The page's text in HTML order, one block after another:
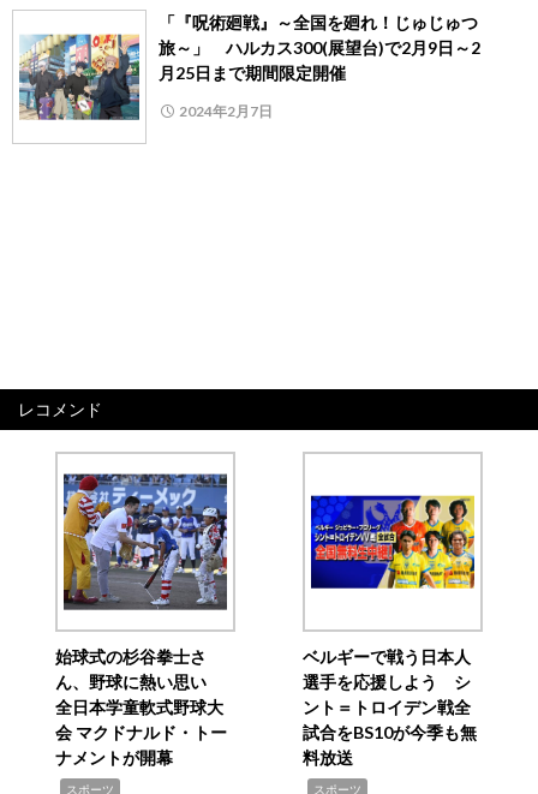
「『呪術廻戦』～全国を廻れ！じゅじゅつ
旅～」 ハルカス300(展望台)で2月9日～2
月25日まで期間限定開催
2024年2月7日
レコメンド
始球式の杉谷拳士さ
ん、野球に熱い思い
全日本学童軟式野球大
会 マクドナルド・トー
ナメントが開幕
スポーツ
ベルギーで戦う日本人
選手を応援しよう シ
ント＝トロイデン戦全
試合をBS10が今季も無
料放送
スポーツ